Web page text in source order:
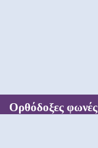
Ορθόδοξες φωνές